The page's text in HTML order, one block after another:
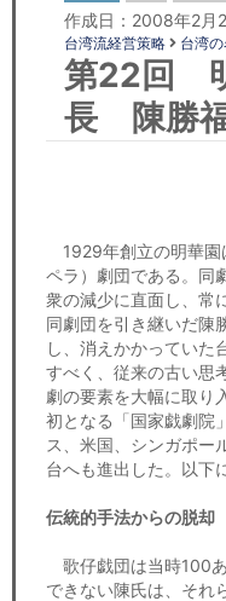
日本人にPR
コンサルティング
リサーチ
経済ニュース
労務顧問
ＩＴ
飲食店情報
作成日：2008年2月
台湾流経営策略 台湾
第22回
長 陳勝
1929年創立の明華園
ペラ）劇団である。同
衆の減少に直面し、常
同劇団を引き継いだ陳
し、消えかかっていた
すべく、従来の古い思
劇の要素を大幅に取り
初となる「国家戯劇院
ス、米国、シンガポー
台へも進出した。以下
伝統的手法からの脱却
歌仔戯団は当時100
できない陳氏は、それ